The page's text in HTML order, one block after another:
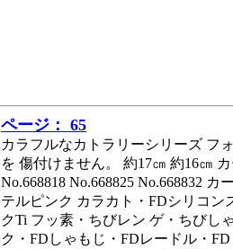
ページ： 65
カラフルなカトラリーシリーズ フ
を 傷付けません。 約17㎝ 約16㎝
No.668818 No.668825 No.668832
テルピンク カラカト・FDシリコン
クTi フッ素・ちびレン ゲ・ちびし
ク・FDしゃもじ・FDレードル・